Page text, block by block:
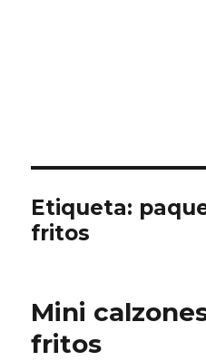
Etiqueta:
fritos
Mini
fritos